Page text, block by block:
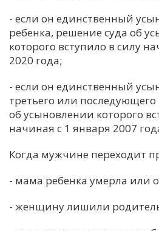
М
Н
- если он единственный
ребенка, решение суда об
которого вступило в силу
2020 года;
- если он единственный
третьего или
об усыновлении которого
начиная с 1 января 2007
Когда мужчине переходит
- мама ребенка умерла или
- женщину лишили